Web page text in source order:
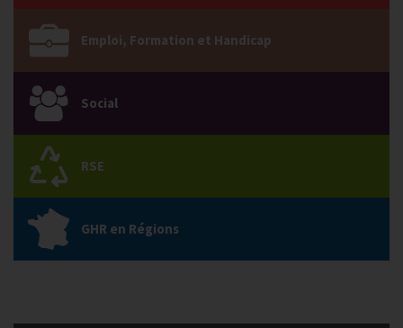
Emploi, Formation et Handicap
Social
RSE
GHR en Régions